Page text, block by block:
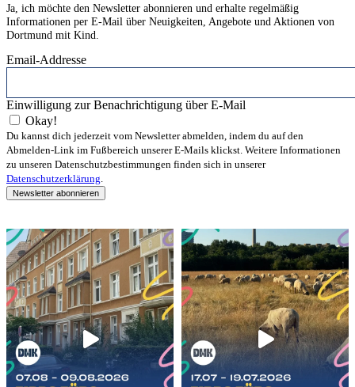
Ja, ich möchte den Newsletter abonnieren und erhalte regelmäßig
Informationen per E-Mail über Neuigkeiten, Angebote und Aktionen von
Dortmund mit Kind.
Email-Addresse
Einwilligung zur Benachrichtigung über E-Mail
Okay!
Du kannst dich jederzeit vom Newsletter abmelden, indem du auf den
Abmelden-Link im Fußbereich unserer E-Mails klickst. Weitere Informationen
zu unseren Datenschutzbestimmungen finden sich in unserer
Datenschutzerklärung.